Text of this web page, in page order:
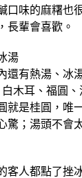
口味的麻糬也
長輩會喜歡。
湯
還有熱湯、冰
木耳、福圓、
就是桂圓，唯
驚；湯頭不會
客人都點了挫